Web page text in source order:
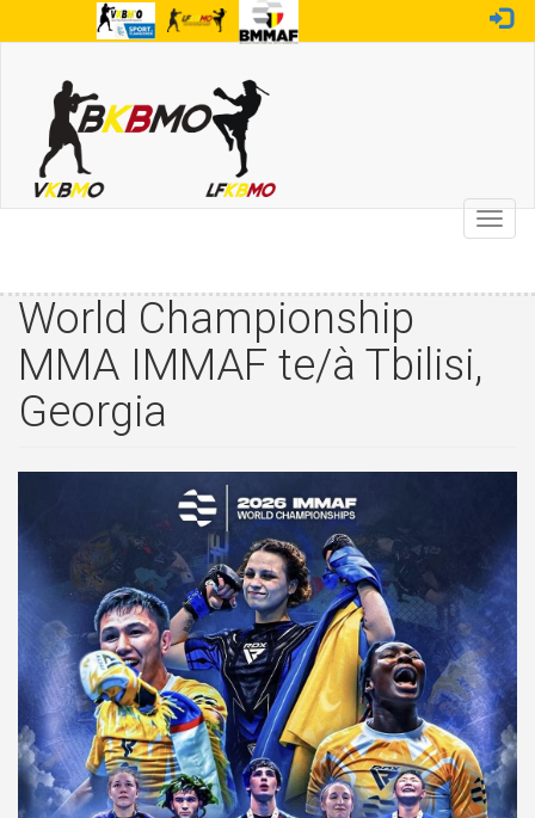
World Championship
MMA IMMAF te/à Tbilisi,
Georgia